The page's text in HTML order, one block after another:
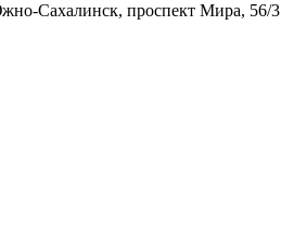
Сахалинск, проспект Мира, 56/3